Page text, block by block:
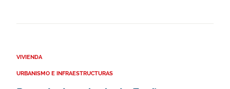
VIVIENDA
URBANISMO E INFRAESTRUCTURAS